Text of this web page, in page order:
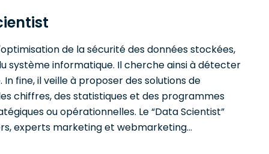
de la sécurité des données stockées,
système informatique. Il cherche ainsi à détecter
fine, il veille à proposer des solutions de
chiffres, des statistiques et des programmes
ou opérationnelles. Le “Data Scientist”
experts marketing et webmarketing…